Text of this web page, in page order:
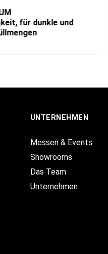
für dunkle und
UNTERNEHMEN
Messen & Events
Showrooms
Das Team
Unternehmen